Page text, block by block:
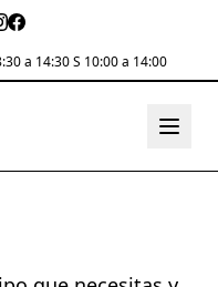
a 14:30 S 10:00 a 14:00